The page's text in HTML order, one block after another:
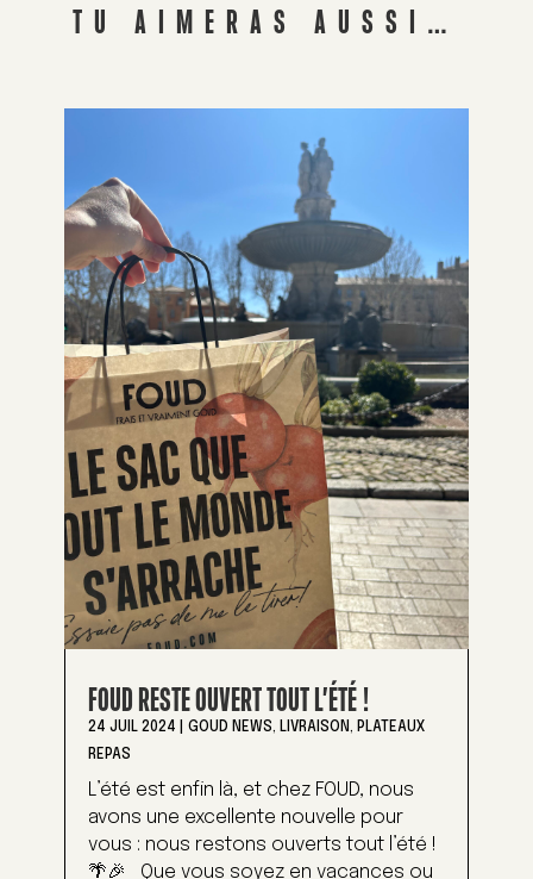
TU AIMERAS AUSSI…
FOUD RESTE OUVERT TOUT L’ÉTÉ !
24 JUIL 2024 GOUD NEWS, LIVRAISON, PLATEAUX
REPAS
L’été est enfin là, et chez FOUD, nous
avons une excellente nouvelle pour
vous : nous restons ouverts tout l’été !
🌴🎉 Que vous soyez en vacances ou